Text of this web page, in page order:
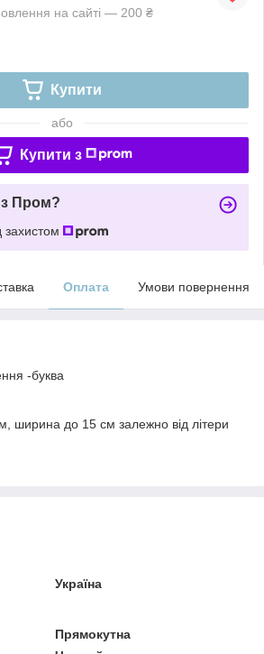
на сайті — 200 ₴
Купити
або
Купити з
з Пром?
захистом
Оплата Умови повернення
-буква
ширина до 15 см залежно від літери
Україна
Прямокутна